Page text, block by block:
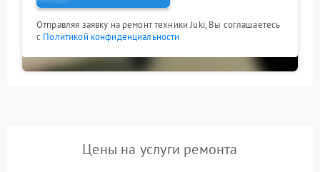
Отправляя заявку на ремонт техники Juki, Вы соглашаетесь
с Политикой конфиденциальности
Цены на услуги ремонта